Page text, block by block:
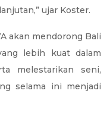
ujar Koster.
akan mendorong Bali
lebih kuat dalam
melestarikan seni,
selama ini menjadi